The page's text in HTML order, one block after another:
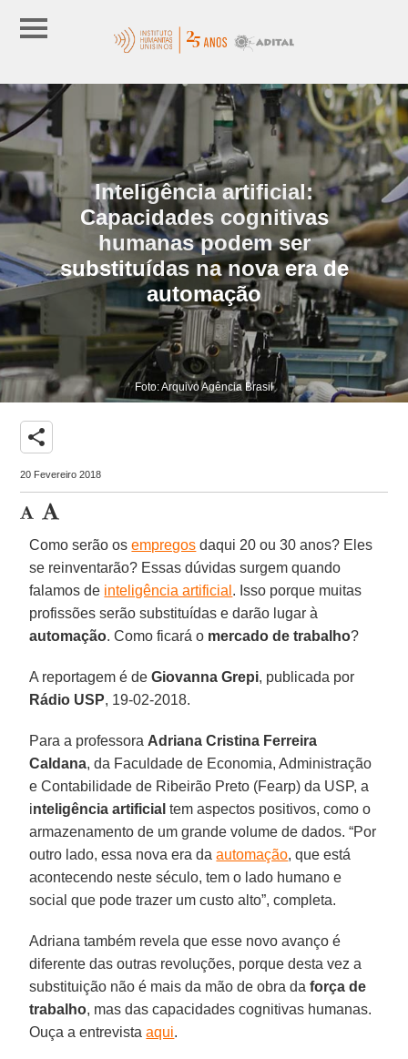
Inteligência artificial:
Capacidades cognitivas
humanas podem ser
substituídas na nova era de
automação
Foto: Arquivo Agência Brasil
share
20 Fevereiro 2018
Como serão osempregos daqui 20 ou 30 anos? Eles
se reinventarão? Essas dúvidas surgem quando
falamos de inteligência artificial . Isso porque muitas
profissões serão substituídas e darão lugar à
automação. Como ficará o mercado de trabalho?
A reportagem é deGiovanna Grepi, publicada por
Rádio USP, 19-02-2018.
Para a professora Adriana Cristina Ferreira
Caldana, da Faculdade de Economia, Administração
e Contabilidade de Ribeirão Preto (Fearp) da USP, a
inteligência artificial tem aspectos positivos, como o
armazenamento de um grande volume de dados. “Por
outro lado, essa nova era daautomação, que está
acontecendo neste século, tem o lado humano e
social que pode trazer um custo alto”, completa.
Adriana também revela que esse novo avanço é
diferente das outras revoluções, porque desta vez a
substituição não é mais da mão de obra daforça de
trabalho, mas das capacidades cognitivas humanas.
Ouça a entrevistaaqui.